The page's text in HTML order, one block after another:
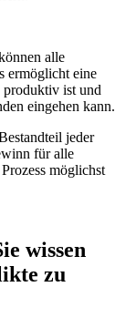
alle⁢
ermöglicht eine
ist und
eingehen kann.
jeder‌
für alle
möglichst
wissen
zu